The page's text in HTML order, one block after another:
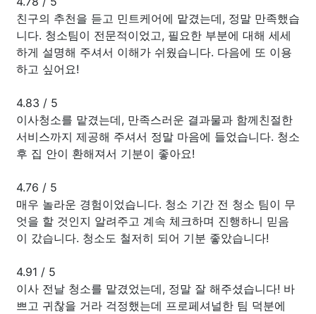
친구의 추천을 듣고 민트케어에 맡겼는데, 정말 만족했습
니다. 청소팀이 전문적이었고, 필요한 부분에 대해 세세
하게 설명해 주셔서 이해가 쉬웠습니다. 다음에 또 이용
하고 싶어요!
4.83 / 5
이사청소를 맡겼는데, 만족스러운 결과물과 함께친절한
서비스까지 제공해 주셔서 정말 마음에 들었습니다. 청소
후 집 안이 환해져서 기분이 좋아요!
4.76 / 5
매우 놀라운 경험이었습니다. 청소 기간 전 청소 팀이 무
엇을 할 것인지 알려주고 계속 체크하며 진행하니 믿음
이 갔습니다. 청소도 철저히 되어 기분 좋았습니다!
4.91 / 5
이사 전날 청소를 맡겼었는데, 정말 잘 해주셨습니다! 바
쁘고 귀찮을 거라 걱정했는데 프로페셔널한 팀 덕분에